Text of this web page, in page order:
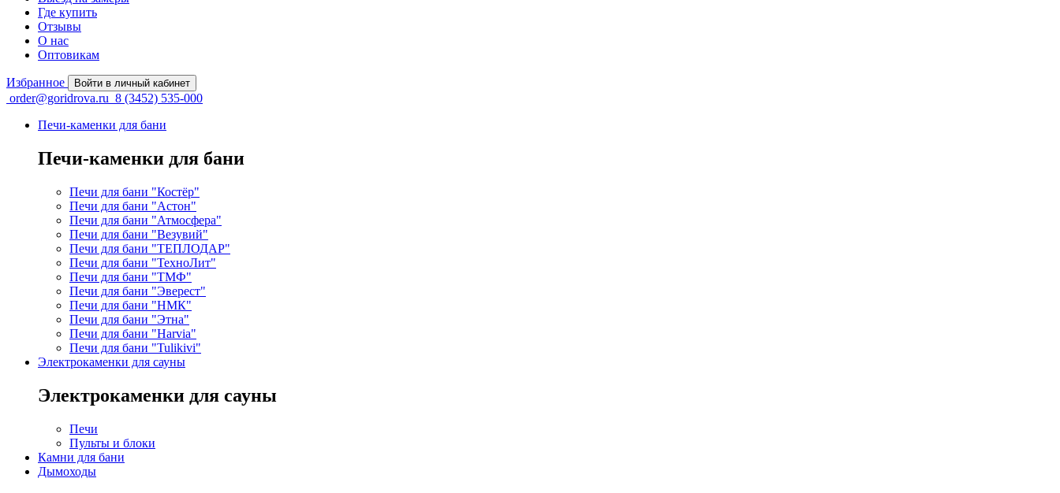
Где купить
Отзывы
О нас
Оптовикам
Избранное Войти в личный кабинет
order@goridrova.ru 8 (3452) 535-000
Печи-каменки для бани
Печи-каменки для бани
Печи для бани "Костёр"
Печи для бани "Астон"
Печи для бани "Атмосфера"
Печи для бани "Везувий"
Печи для бани "ТЕПЛОДАР"
Печи для бани "ТехноЛит"
Печи для бани "ТМФ"
Печи для бани "Эверест"
Печи для бани "НМК"
Печи для бани "Этна"
Печи для бани "Harvia"
Печи для бани "Tulikivi"
Электрокаменки для сауны
Электрокаменки для сауны
Печи
Пульты и блоки
Камни для бани
Дымоходы